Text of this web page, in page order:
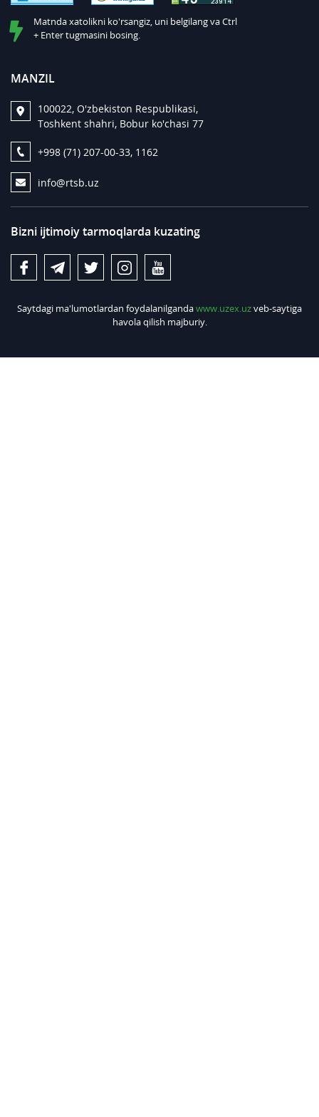
Matnda xatolikni ko'rsangiz, uni belgilang va Ctrl
+ Enter tugmasini bosing.
MANZIL
100022, O'zbekiston Respublikasi,
Toshkent shahri, Bobur ko'chasi 77
+998 (71) 207-00-33, 1162
info@rtsb.uz
Bizni ijtimoiy tarmoqlarda kuzating
Saytdagi ma'lumotlardan foydalanilgandawww.uzex.uzveb-saytiga
havola qilish majburiy.